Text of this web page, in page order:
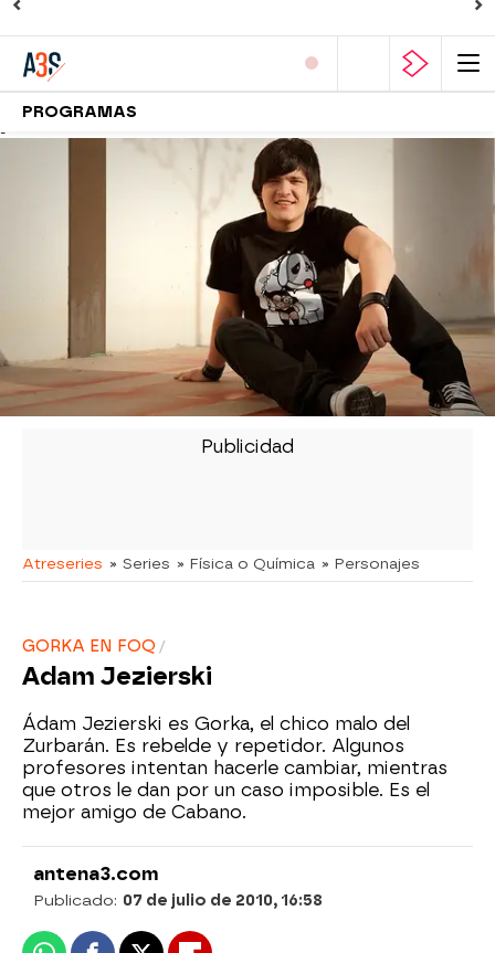
PROGRAMAS
-
Atreseries » Series » Física o Química » Personajes
GORKA EN FOQ
Adam Jezierski
Ádam Jezierski es Gorka, el chico malo del
Zurbarán. Es rebelde y repetidor. Algunos
profesores intentan hacerle cambiar, mientras
que otros le dan por un caso imposible. Es el
mejor amigo de Cabano.
antena3.com
Publicado: 07 de julio de 2010, 16:58